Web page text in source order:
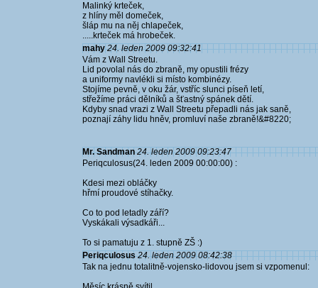
Malinký krteček,
z hlíny měl domeček,
šláp mu na něj chlapeček,
.....krteček má hrobeček.
mahy 24. leden 2009 09:32:41
Vám z Wall Streetu.
Lid povolal nás do zbraně, my opustili frézy
a uniformy navlékli si místo kombinézy.
Stojíme pevně, v oku žár, vstříc slunci píseň letí,
střežíme práci dělníků a šťastný spánek dětí.
Kdyby snad vrazi z Wall Streetu přepadli nás jak saně,
poznají záhy lidu hněv, promluví naše zbraně!&#8220;
Mr. Sandman 24. leden 2009 09:23:47
Periqculosus(24. leden 2009 00:00:00) :
Kdesi mezi obláčky
hřmí proudové stíhačky.
Co to pod letadly září?
Vyskákali výsadkáři...
To si pamatuju z 1. stupně ZŠ :)
Periqculosus 24. leden 2009 08:42:38
Tak na jednu totalitně-vojensko-lidovou jsem si vzpomenul: